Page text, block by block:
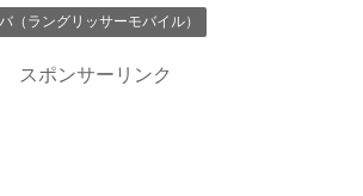
（ラングリッサーモバイル）
スポンサーリンク